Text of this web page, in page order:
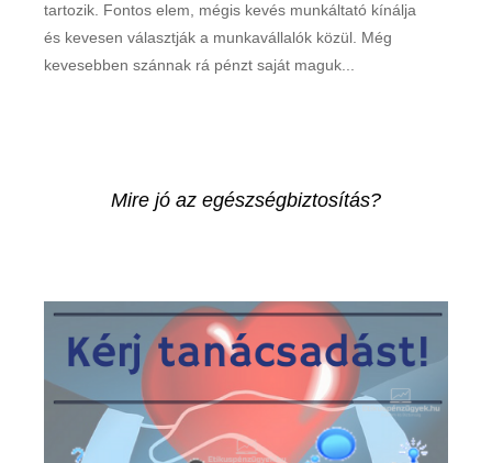
tartozik. Fontos elem, mégis kevés munkáltató kínálja
és kevesen választják a munkavállalók közül. Még
kevesebben szánnak rá pénzt saját maguk...
Mire jó az egészségbiztosítás?